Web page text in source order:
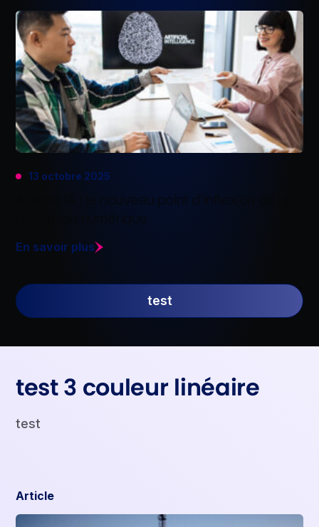
13 octobre 2025
Agents IA : le nouveau point d’inflexion de la
En savoir plus
test
test 3 couleur linéaire
test
Article